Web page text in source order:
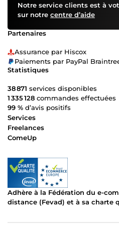
Notre service clients est à
sur notre centre d’aide
Partenaires
Assurance par Hiscox
Paiements par PayPal
Statistiques
38 871 services disponibles
1 335 128 commandes effectuées
99 % d’avis positifs
Services
Freelances
ComeUp
Adhère à la Fédération du e-
distance (Fevad) et à sa charte